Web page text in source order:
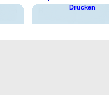
Drucken